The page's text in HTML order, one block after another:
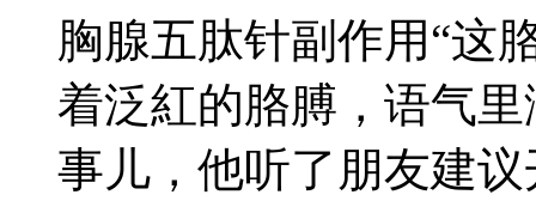
胸腺五肽针副作用“这
着泛紅的胳膊，语气
事儿，他听了朋友建